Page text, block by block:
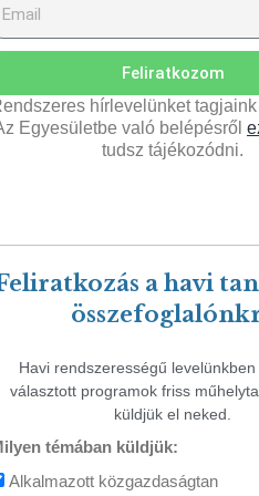
Feliratkozom
hírlevelünket
Egyesületbe való belépésről
tudsz tájékozódni.
a havi
Havi rendszerességű
választott programok friss
küldjük el neked.
témában küldjük:
Alkalmazott közgazdaságtan